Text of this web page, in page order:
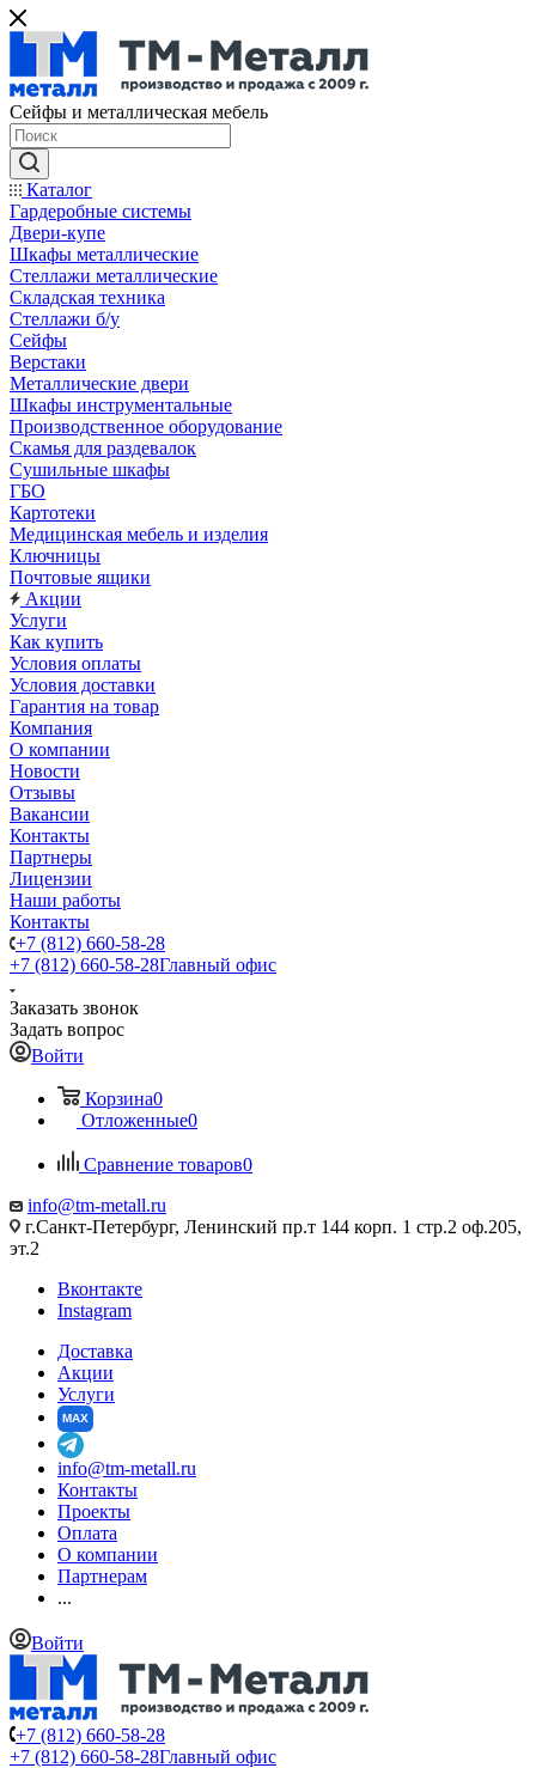
Сейфы и металлическая мебель
Каталог
Гардеробные системы
Двери-купе
Шкафы металлические
Стеллажи металлические
Складская техника
Стеллажи б/у
Сейфы
Верстаки
Металлические двери
Шкафы инструментальные
Производственное оборудование
Скамья для раздевалок
Сушильные шкафы
ГБО
Картотеки
Медицинская мебель и изделия
Ключницы
Почтовые ящики
Акции
Услуги
Как купить
Условия оплаты
Условия доставки
Гарантия на товар
Компания
О компании
Новости
Отзывы
Вакансии
Контакты
Партнеры
Лицензии
Наши работы
Контакты
+7 (812) 660-58-28
+7 (812) 660-58-28Главный офис
Заказать звонок
Задать вопрос
Войти
Корзина0
Отложенные0
Сравнение товаров0
info@tm-metall.ru
г.Санкт-Петербург, Ленинский пр.т 144 корп. 1 стр.2 оф.205,
эт.2
Вконтакте
Instagram
Доставка
Акции
Услуги
MAX
info@tm-metall.ru
Контакты
Проекты
Оплата
О компании
Партнерам
...
Войти
+7 (812) 660-58-28
+7 (812) 660-58-28Главный офис